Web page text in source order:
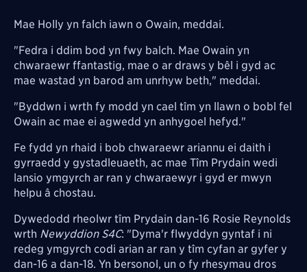
Mae Holly yn falch iawn o Owain, meddai.
"Fedra i ddim bod yn fwy balch. Mae Owain yn
chwaraewr ffantastig, mae o ar draws y bêl i gyd ac
mae wastad yn barod am unrhyw beth," meddai.
"Byddwn i wrth fy modd yn cael tîm yn llawn o bobl fel
Owain ac mae ei agwedd yn anhygoel hefyd."
Fe fydd yn rhaid i bob chwaraewr ariannu ei daith i
gyrraedd y gystadleuaeth, ac mae Tîm Prydain wedi
lansio ymgyrch ar ran y chwaraewyr i gyd er mwyn
helpu â chostau.
Dywedodd rheolwr tîm Prydain dan-16 Rosie Reynolds
wrth Newyddion S4C: "Dyma'r flwyddyn gyntaf i ni
redeg ymgyrch codi arian ar ran y tîm cyfan ar gyfer y
dan-16 a dan-18. Yn bersonol, un o fy rhesymau dros